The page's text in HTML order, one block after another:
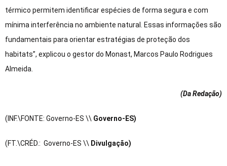
térmico permitem identificar espécies de forma segura e com
mínima interferência no ambiente natural. Essas informações são
fundamentais para orientar estratégias de proteção dos
habitats”, explicou o gestor do Monast, Marcos Paulo Rodrigues
Almeida.
(Da Redação)
(INF.\FONTE: Governo-ES \\ Governo-ES)
(FT.\CRÉD.: Governo-ES \\ Divulgação)